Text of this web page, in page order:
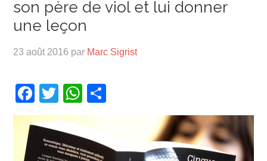
son père de viol et lui donner
une leçon
23 août 2016 par Marc Sigrist
Facebook
TwitterWhatsApp